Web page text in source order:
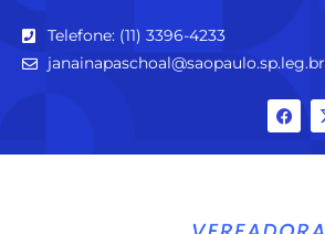
Telefone: (11) 3396-4233
janainapaschoal@saopaulo.sp.leg.br